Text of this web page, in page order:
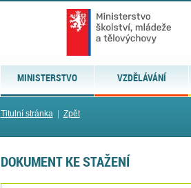
MINISTERSTVO VZDĚLÁVÁNÍ
Titulní stránka| Zpět
DOKUMENT KE STAŽENÍ